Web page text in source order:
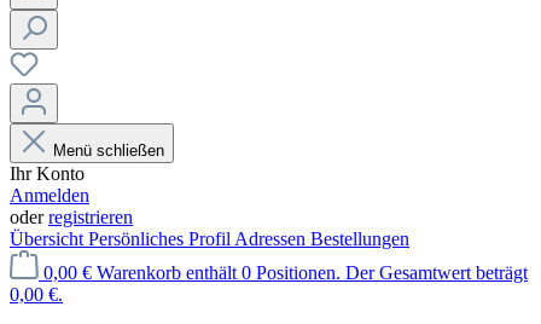
Menü schließen
Ihr Konto
Anmelden
oderregistrieren
Übersicht Persönliches Profil Adressen Bestellungen
0,00 € Warenkorb enthält 0 Positionen. Der Gesamtwert beträgt
0,00 €.